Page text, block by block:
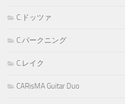
C.ドッツァ
C.パークニング
C.レイク
CARisMA Guitar Duo